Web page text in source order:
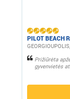
PILOT BEACH
Prižiūrėta
gyvenvietės